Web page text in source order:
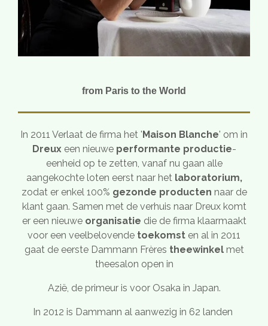
from Paris to the World
In 2011 Verlaat de firma het 'Maison Blanche' om in
Dreuxeen nieuwe performante productie-
eenheid op te zetten, vanaf nu gaan alle
aangekochte loten eerst naar het laboratorium,
zodat er enkel 100% gezonde producten naar de
klant gaan. Samen met de verhuis naar Dreux komt
er een nieuwe organisatie die de firma klaarmaakt
voor een veelbelovende toekomst en al in 2011
gaat de eerste Dammann Frères theewinkelmet
theesalon open in
Azië, de primeur is voor Osaka in Japan.
In 2012 is Dammann al aanwezig in 62 landen